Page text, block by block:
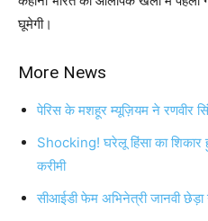
घूमेगी।
More News
पेरिस के मशहूर म्यूज़ियम ने रणवीर
Shocking! घरेलू हिंसा का शिकार
करीमी
सीआईडी फेम अभिनेत्री जानवी छेड़ा